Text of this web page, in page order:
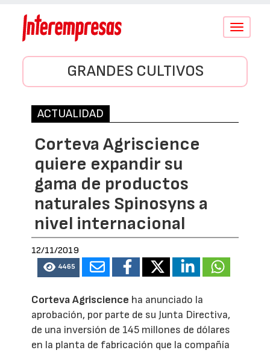
Conmutar
GRANDES CULTIVOS
ACTUALIDAD
Corteva Agriscience
quiere expandir su
gama de productos
naturales Spinosyns a
nivel internacional
12/11/2019
4465
Corteva Agriscience ha anunciado la
aprobación, por parte de su Junta Directiva,
de una inversión de 145 millones de dólares
en la planta de fabricación que la compañía